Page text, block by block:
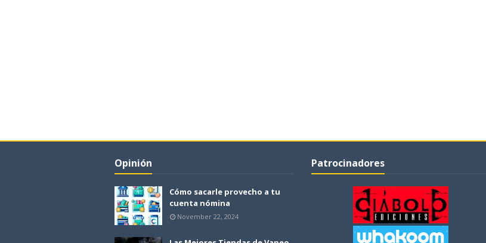
Opinión
Cómo sacarle provecho a tu
cuenta nómina
November 22, 2024
Patrocinadores